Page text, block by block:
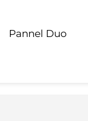
Pannel Duo